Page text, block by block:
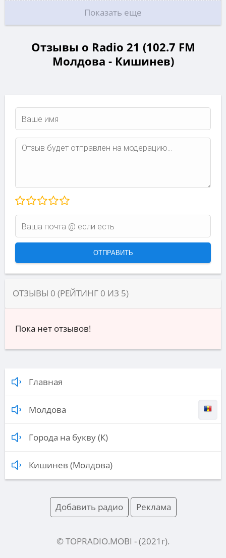
Показать еще
Отзывы о Radio 21 (102.7 FM
Молдова - Кишинев)
ОТЗЫВЫ 0 (РЕЙТИНГ 0 ИЗ 5)
Пока нет отзывов!
Главная
Молдова
Города на букву (К)
Кишинев (Молдова)
Добавить радио Реклама
© TOPRADIO.MOBI - (2021 г).